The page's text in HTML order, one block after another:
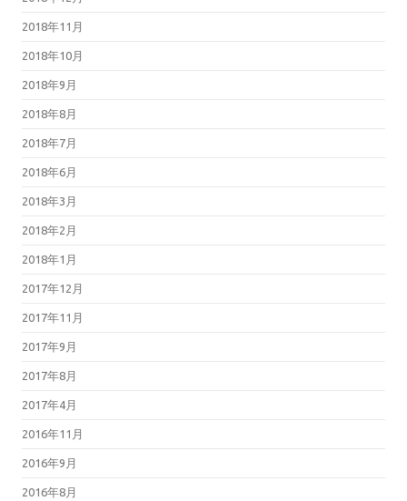
2018年11月
2018年10月
2018年9月
2018年8月
2018年7月
2018年6月
2018年3月
2018年2月
2018年1月
2017年12月
2017年11月
2017年9月
2017年8月
2017年4月
2016年11月
2016年9月
2016年8月